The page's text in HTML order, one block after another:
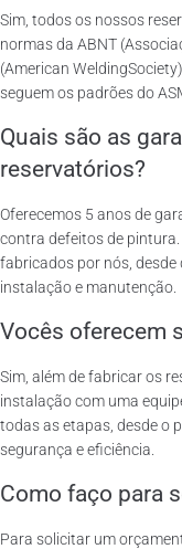
Sim, todos os nossos
normas da ABNT
(American
seguem os padrões do
Quais são as
reservatórios?
Oferecemos 5 anos de
contra defeitos de
fabricados por nós,
instalação e manutenção.
Vocês oferecem
Sim, além de fabricar os
instalação com uma
todas as etapas, desde o
segurança e eficiência.
Como faço para
Para solicitar um